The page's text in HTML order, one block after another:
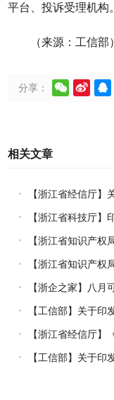
平台、投诉受理机构。
（来源：工信部）
分享：   
相关文章
【浙江省经信厅
能融合赋能行动方案
【浙江省科技厅】
进口税收优惠政策的
【浙江省知识产
权风险统一基础性保
【浙江省知识产
理指引》的通知
【浙企之家】八月
【工信部】关于印
知
【浙江省经信厅
施方案（2026-2030
【工信部】关于印